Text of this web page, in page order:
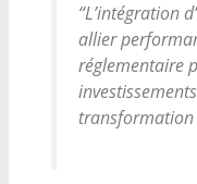
“L’intégration
allier
réglementaire